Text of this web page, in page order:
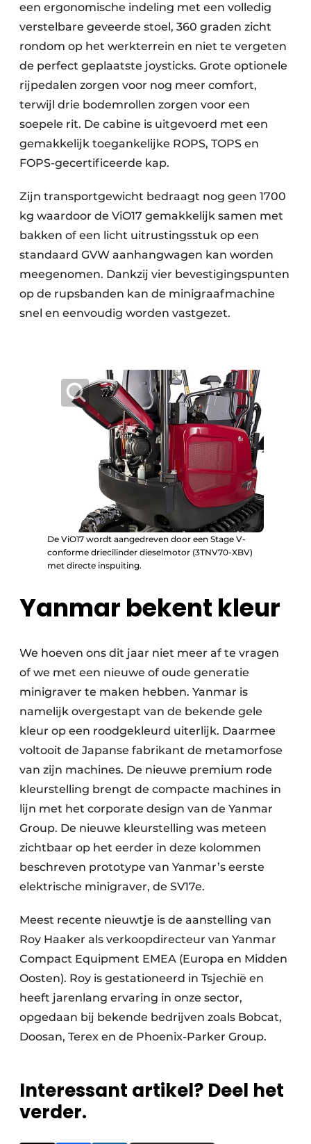
een ergonomische indeling met een volledig
verstelbare geveerde stoel, 360 graden zicht
rondom op het werkterrein en niet te vergeten
de perfect geplaatste joysticks. Grote optionele
rijpedalen zorgen voor nog meer comfort,
terwijl drie bodemrollen zorgen voor een
soepele rit. De cabine is uitgevoerd met een
gemakkelijk toegankelijke ROPS, TOPS en
FOPS-gecertificeerde kap.
Zijn transportgewicht bedraagt nog geen 1700
kg waardoor de ViO17 gemakkelijk samen met
bakken of een licht uitrustingsstuk op een
standaard GVW aanhangwagen kan worden
meegenomen. Dankzij vier bevestigingspunten
op de rupsbanden kan de minigraafmachine
snel en eenvoudig worden vastgezet.
De ViO17 wordt aangedreven door een Stage V-
conforme driecilinder dieselmotor (3TNV70-XBV)
met directe inspuiting.
Yanmar bekent kleur
We hoeven ons dit jaar niet meer af te vragen
of we met een nieuwe of oude generatie
minigraver te maken hebben. Yanmar is
namelijk overgestapt van de bekende gele
kleur op een roodgekleurd uiterlijk. Daarmee
voltooit de Japanse fabrikant de metamorfose
van zijn machines. De nieuwe premium rode
kleurstelling brengt de compacte machines in
lijn met het corporate design van de Yanmar
Group. De nieuwe kleurstelling was meteen
zichtbaar op het eerder in deze kolommen
beschreven prototype van Yanmar’s eerste
elektrische minigraver, de SV17e.
Meest recente nieuwtje is de aanstelling van
Roy Haaker als verkoopdirecteur van Yanmar
Compact Equipment EMEA (Europa en Midden
Oosten). Roy is gestationeerd in Tsjechië en
heeft jarenlang ervaring in onze sector,
opgedaan bij bekende bedrijven zoals Bobcat,
Doosan, Terex en de Phoenix-Parker Group.
Interessant artikel? Deel het
verder.